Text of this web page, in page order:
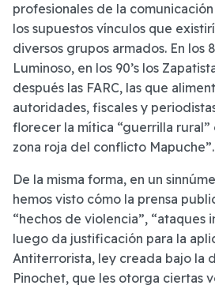
profesionales de la
los supuestos vínculos que
diversos grupos armados. En los
Luminoso, en los 90’s los
después las FARC, las que
autoridades, fiscales y
florecer la mítica “guerrilla rural”
zona roja del conflicto Mapuche”.
De la misma forma, en un
hemos visto cómo la prensa
“hechos de violencia”, “ataques
luego da justificación para la
Antiterrorista, ley creada bajo la
Pinochet, que les otorga ciertas